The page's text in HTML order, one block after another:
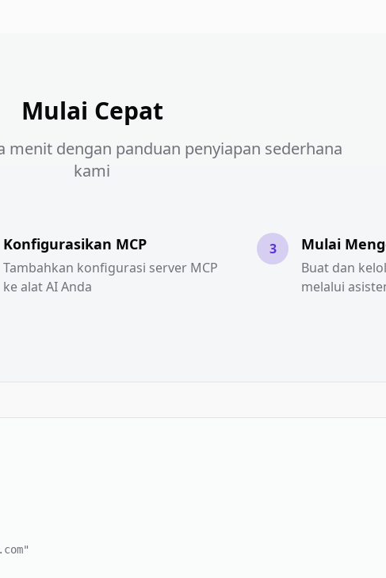
Mulai Cepat
menit dengan panduan penyiapan sederhana
kami
Konfigurasikan MCP
Tambahkan konfigurasi server MCP
ke alat AI Anda
3 Mulai
Buat dan
melalui